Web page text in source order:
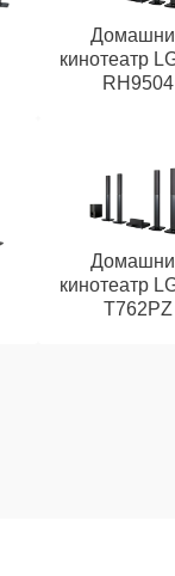
кинотеатр
RH9504
кинотеатр
T762PZ